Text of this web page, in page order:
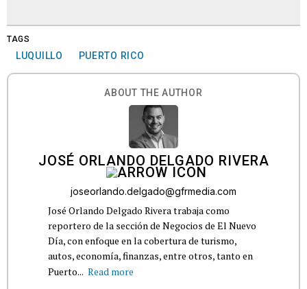
TAGS
LUQUILLO PUERTO RICO
ABOUT THE AUTHOR
JOSÉ ORLANDO DELGADO RIVERA
joseorlando.delgado@gfrmedia.com
José Orlando Delgado Rivera trabaja como
reportero de la sección de Negocios de El Nuevo
Día, con enfoque en la cobertura de turismo,
autos, economía, finanzas, entre otros, tanto en
Puerto... Read more